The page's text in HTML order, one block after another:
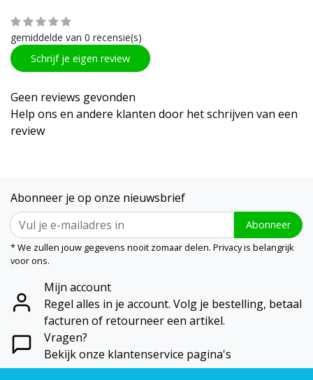
gemiddelde van 0 recensie(s)
Schrijf je eigen review
Geen reviews gevonden
Help ons en andere klanten door het schrijven van een
review
Abonneer je op onze nieuwsbrief
Abonneer
* We zullen jouw gegevens nooit zomaar delen. Privacy is belangrijk
voor ons.
Mijn account
Regel alles in je account. Volg je bestelling, betaal
facturen of retourneer een artikel.
Vragen?
Bekijk onze klantenservice pagina's